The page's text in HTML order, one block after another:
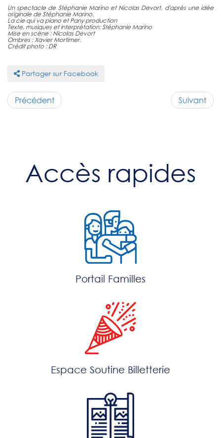
Un spectacle de Stéphanie Marino et Nicolas Devort, d'après une idée
originale de Stéphanie Marino.
La cie qui va piano et Pany production
Texte, musiques et interprétation: Stéphanie Marino
Mise en scène : Nicolas Devort
Ombres : Xavier Mortimer.
Crédit photo : DR
Partager sur Facebook
Précédent Suivant
Accès rapides
Portail Familles
Espace Soutine Billetterie